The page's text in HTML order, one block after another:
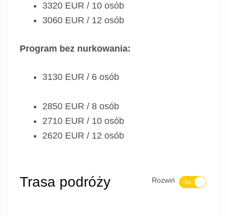
3320 EUR / 10 osób
3060 EUR / 12 osób
Program bez nurkowania:
3130 EUR / 6 osób
2850 EUR / 8 osób
2710 EUR / 10 osób
2620 EUR / 12 osób
Trasa podróży Rozwiń